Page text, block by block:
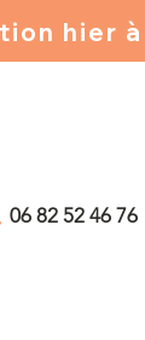
hier
06 82 52 46 76